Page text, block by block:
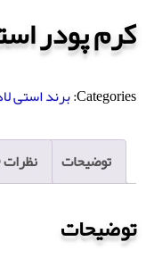
کرم پودر
Categories: برند استی
توضیحات نظرات
توضیحات